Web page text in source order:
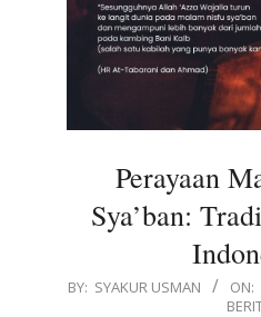
Perayaan
Sya’ban:
2025-
BY: SYAKUR USMAN ON: